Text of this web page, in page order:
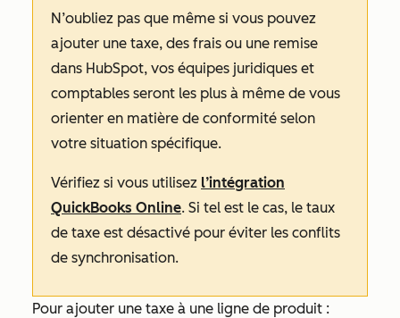
N’oubliez pas que même si vous pouvez
ajouter une taxe, des frais ou une remise
dans HubSpot, vos équipes juridiques et
comptables seront les plus à même de vous
orienter en matière de conformité selon
votre situation spécifique.
Vérifiez si vous utilisez l’intégration
QuickBooks Online. Si tel est le cas, le taux
de taxe est désactivé pour éviter les conflits
de synchronisation.
Pour ajouter une taxe à une ligne de produit :